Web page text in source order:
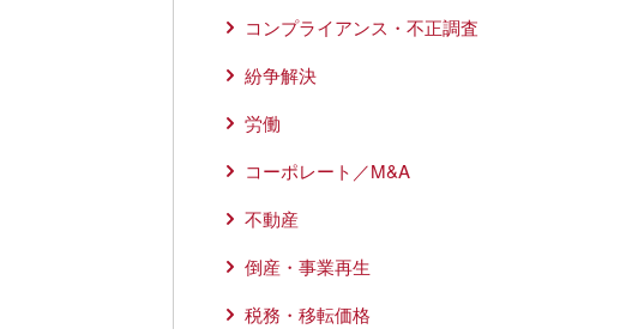
コンプライアンス・不正調査
紛争解決
労働
コーポレート／M&A
不動産
倒産・事業再生
税務・移転価格